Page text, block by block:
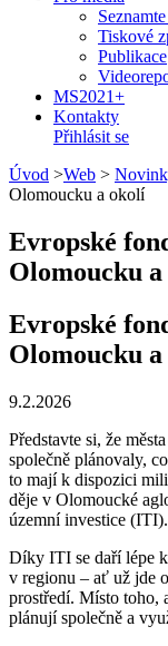
Tiskové
Publikace
MS2021+
Kontakty
Přihlásit se
Úvod >Web >
Olomoucku a okolí
Evropské
Olomoucku
Evropské
Olomoucku
9.2.2026
Představte si, že
společně plánovaly,
to mají k dispozici
děje v Olomoucké
územní investice (ITI).
Díky ITI se daří lépe
v regionu – ať už jde
prostředí. Místo toho,
plánují společně a